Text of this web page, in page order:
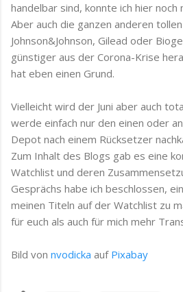
handelbar sind, konnte ich hier noch
Aber auch die ganzen anderen
Johnson&Johnson, Gilead oder
günstiger aus der Corona-Krise
hat eben einen Grund.
Vielleicht wird der Juni aber auch
werde einfach nur den einen oder
Depot nach einem Rücksetzer
Zum Inhalt des Blogs gab es eine
Watchlist und deren
Gesprächs habe ich beschlossen,
meinen Titeln auf der Watchlist zu
für euch als auch für mich mehr
Bild von nvodicka auf Pixabay